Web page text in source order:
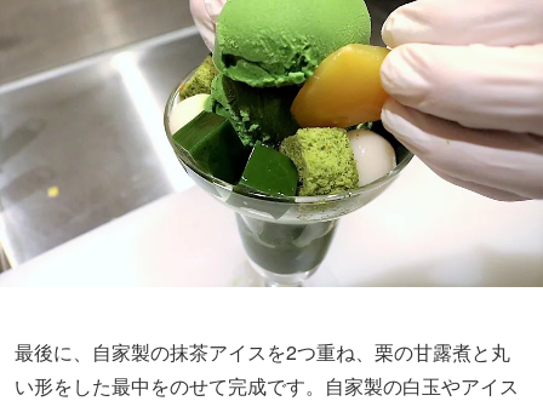
最後に、自家製の抹茶アイスを2つ重ね、栗の甘露煮と丸
い形をした最中をのせて完成です。自家製の白玉やアイス